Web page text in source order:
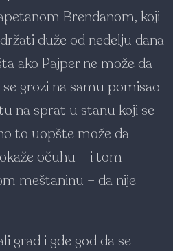
Brendanom, koji
duže od nedelju dana
ako Pajper ne može da
grozi na samu pomisao
na sprat u stanu koji se
to uopšte može da
očuhu – i tom
meštaninu – da nije
grad i gde god da se